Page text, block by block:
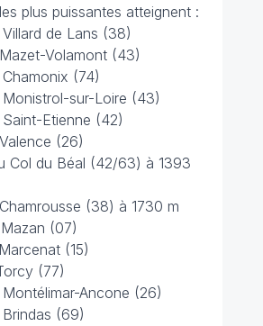
plus puissantes atteignent :
de Lans (38)
Volamont (43)
(74)
sur-Loire (43)
Etienne (42)
(26)
Col du Béal (42/63) à 1393
(38) à 1730 m
(07)
(15)
(77)
Ancone (26)
(69)